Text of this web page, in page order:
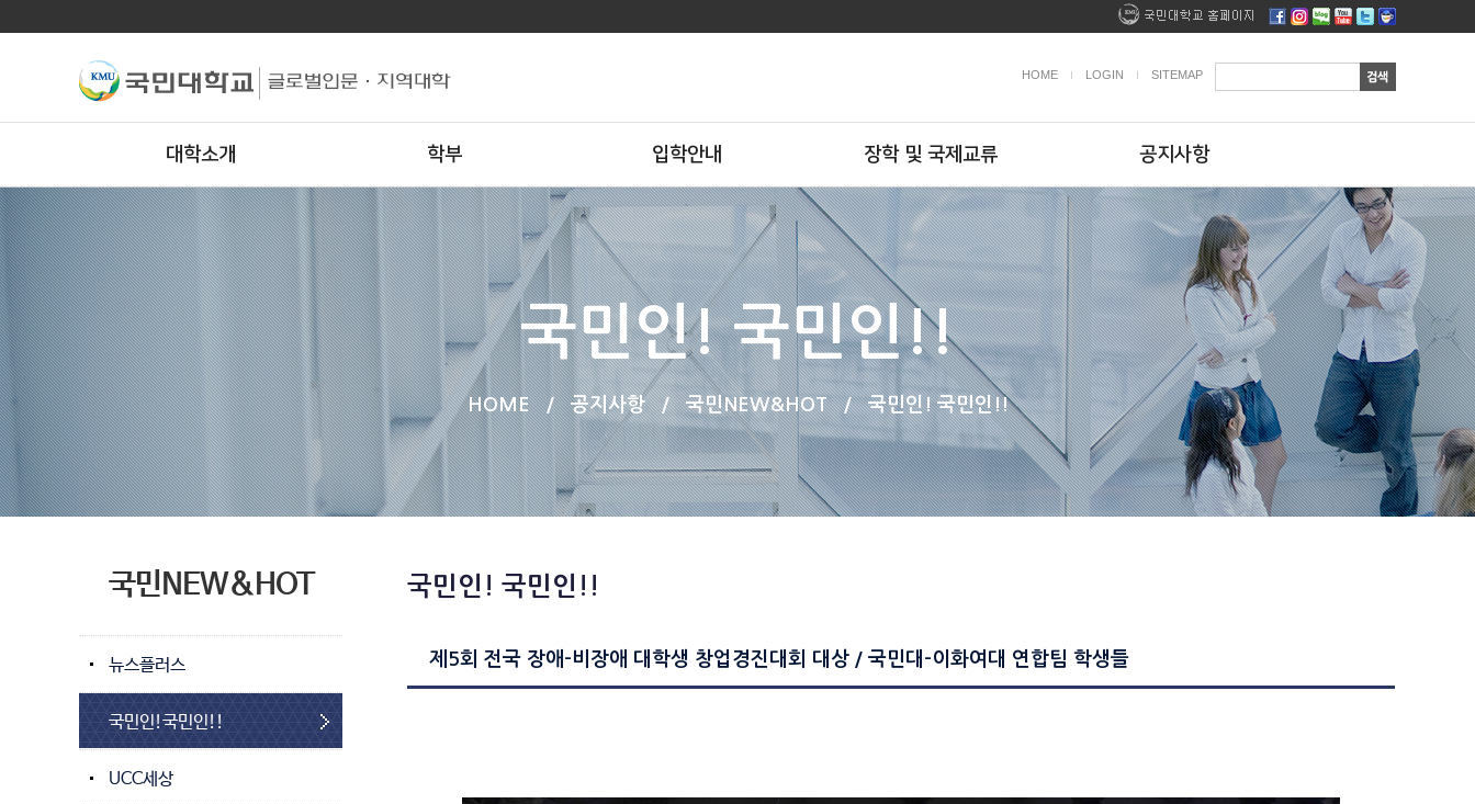
HOME LOGIN SITEMAP
대학소개 학부 입학안내 장학 및 국제교류 공지사항
국민인! 국민인!!
HOME / 공지사항 / 국민NEW&HOT / 국민인! 국민인!!
국민NEW&HOT
뉴스플러스
국민인!국민인!!
UCC세상
국민인! 국민인!!
제5회 전국 장애-비장애 대학생 창업경진대회 대상 / 국민대-이화여대 연합팀 학생들